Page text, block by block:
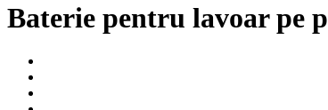
Baterie pentru lavoar pe